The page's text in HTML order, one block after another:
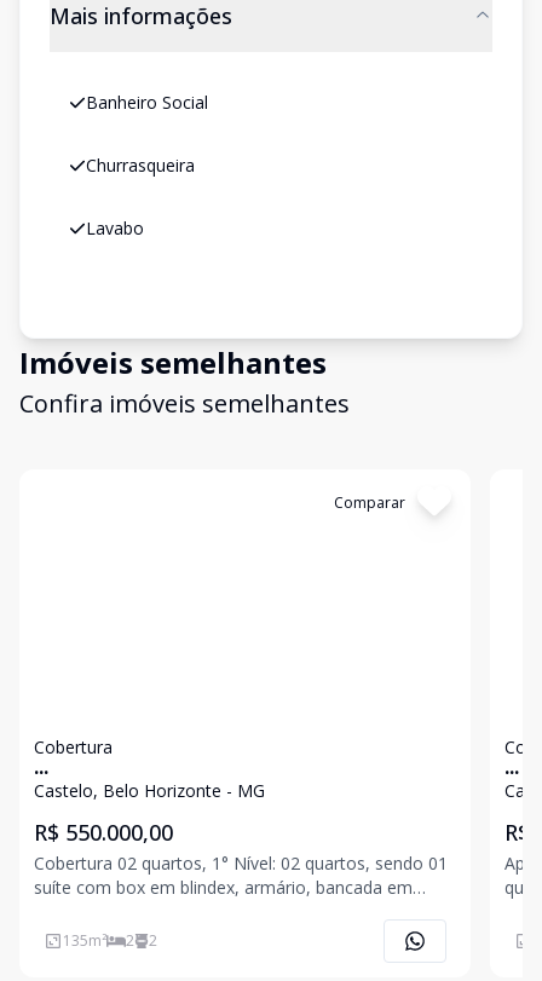
Mais informações
Banheiro Social
Churrasqueira
Lavabo
Imóveis semelhantes
Confira imóveis semelhantes
Comparar
Cobertura
...
Castelo, Belo Horizonte - MG
R$ 550.000,00
Cobertura 02 quartos, 1° Nível: 02 quartos, sendo 01
suíte com box em blindex, armário, bancada em
laminado de madeira, banho social com box em
blindex, armário, bancada em granito com cuba
135m² 2 2
...
R$